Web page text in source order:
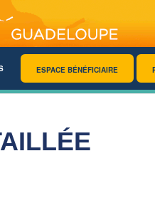
ESPACE BÉNÉFICIAIRE